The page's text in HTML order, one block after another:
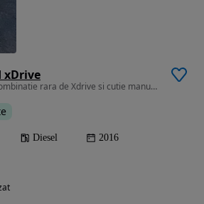
xDrive
1995 cm3 • 190 CP • O combinatie rara de Xdrive si cutie manuala
Diesel 2016